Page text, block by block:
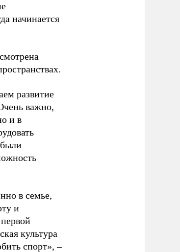
начинается
развитие
важно,
и в
в семье,
и
культура
спорт», –